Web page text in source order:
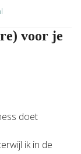
voor je
doet
ik in de